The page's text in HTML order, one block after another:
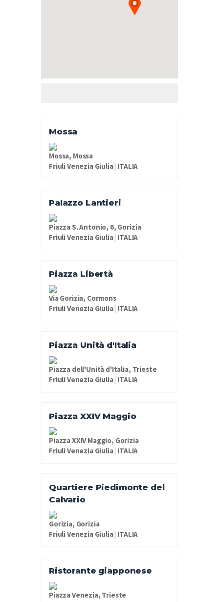
Mossa
Mossa, Mossa
Friuli Venezia Giulia | ITALIA
Palazzo Lantieri
Piazza S. Antonio, 6, Gorizia
Friuli Venezia Giulia | ITALIA
Piazza Libertà
Via Gorizia, Cormons
Friuli Venezia Giulia | ITALIA
Piazza Unità d'Italia
Piazza dell'Unità d'Italia, Trieste
Friuli Venezia Giulia | ITALIA
Piazza XXIV Maggio
Piazza XXIV Maggio, Gorizia
Friuli Venezia Giulia | ITALIA
Quartiere Piedimonte del
Calvario
Gorizia, Gorizia
Friuli Venezia Giulia | ITALIA
Ristorante giapponese
Piazza Venezia, Trieste